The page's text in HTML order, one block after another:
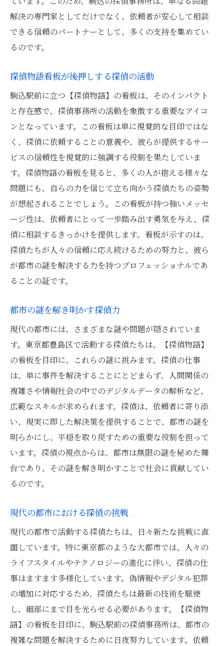
解決の専門家としてだけでなく、依頼者が安心して相談
できる信頼のパートナーとして、多くの支持を集めてい
るのです。
探偵物語看板が後押しする探偵の活動
駒込駅前に立つ【探偵物語】の看板は、そのインパクト
と存在感で、探偵事務所の活動を象徴する重要なアイコ
ンとなっています。この看板は単に視覚的な目印ではな
く、探偵に依頼することの意義や、彼らが提供するサー
ビスの信頼性を視覚的に強調する役割を果たしていま
す。探偵物語の看板を見ると、多くの人が抱える様々な
問題にも、自らの力を信じて立ち向かう探偵たちの姿勢
が想起されることでしょう。この看板が持つ強いメッセ
ージ性は、依頼者にとって一歩踏み出す勇気を与え、探
偵に相談するきっかけを提供します。看板が示すのは、
探偵たちが人々の信頼に応え続けるための努力と、彼ら
が都市の謎を解決する力を持つプロフェッショナルであ
ることの証です。
都市の謎を解き明かす探偵力
現代の都市には、さまざまな謎や問題が隠されていま
す。東京都豊島区で活動する探偵たちは、【探偵物語】
の看板を目印に、これらの謎に挑みます。探偵の仕事
は、単に事件を解決することにとどまらず、人間関係の
複雑さや情報社会の中でのデジタルデータの解析など、
広範なスキルが求められます。探偵は、依頼者に寄り添
い、現実に即した解決策を提供することで、都市の謎を
明らかにし、平穏を取り戻すための重要な役割を担って
います。探偵の視点からは、都市は無限の謎を秘めた舞
台であり、その謎を解き明かすことで社会に貢献してい
るのです。
現代の都市における探偵の挑戦
現代の都市で活動する探偵たちは、日々新たな挑戦に直
面しています。特に東京都のような大都市では、人々の
ライフスタイルやテクノロジーの進化に伴い、探偵の仕
事はますます多様化しています。偽情報やデジタル犯罪
の増加に対応するため、探偵たちは最新の技術を駆使
し、細部にまで目を光らせる必要があります。【探偵物
語】の看板を目印に、駒込駅前の探偵事務所は、都市の
複雑な問題を解決するために日夜努力しています。依頼